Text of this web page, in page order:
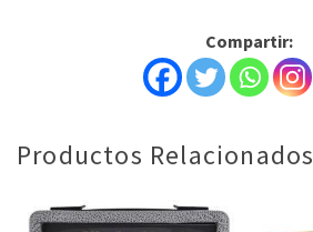
Compartir:
Productos Relacionados